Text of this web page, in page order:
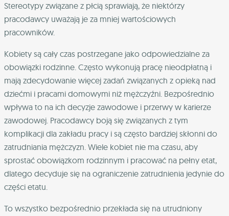
Stereotypy związane z płcią sprawiają, że niektórzy
pracodawcy uważają je za mniej wartościowych
pracowników.
Kobiety są cały czas postrzegane jako odpowiedzialne za
obowiązki rodzinne. Często wykonują pracę nieodpłatną i
mają zdecydowanie więcej zadań związanych z opieką nad
dziećmi i pracami domowymi niż mężczyźni. Bezpośrednio
wpływa to na ich decyzje zawodowe i przerwy w karierze
zawodowej. Pracodawcy boją się związanych z tym
komplikacji dla zakładu pracy i są często bardziej skłonni do
zatrudniania mężczyzn. Wiele kobiet nie ma czasu, aby
sprostać obowiązkom rodzinnym i pracować na pełny etat,
dlatego decyduje się na ograniczenie zatrudnienia jedynie do
części etatu.
To wszystko bezpośrednio przekłada się na utrudniony